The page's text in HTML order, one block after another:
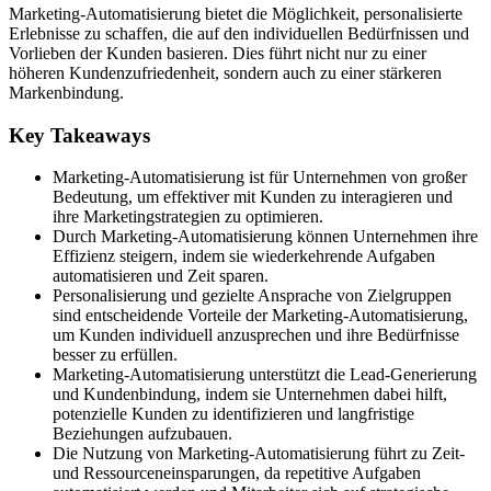
Marketing-Automatisierung bietet die Möglichkeit, personalisierte
Erlebnisse zu schaffen, die auf den individuellen Bedürfnissen und
Vorlieben der Kunden basieren. Dies führt nicht nur zu einer
höheren Kundenzufriedenheit, sondern auch zu einer stärkeren
Markenbindung.
Key Takeaways
Marketing-Automatisierung ist für Unternehmen von großer
Bedeutung, um effektiver mit Kunden zu interagieren und
ihre Marketingstrategien zu optimieren.
Durch Marketing-Automatisierung können Unternehmen ihre
Effizienz steigern, indem sie wiederkehrende Aufgaben
automatisieren und Zeit sparen.
Personalisierung und gezielte Ansprache von Zielgruppen
sind entscheidende Vorteile der Marketing-Automatisierung,
um Kunden individuell anzusprechen und ihre Bedürfnisse
besser zu erfüllen.
Marketing-Automatisierung unterstützt die Lead-Generierung
und Kundenbindung, indem sie Unternehmen dabei hilft,
potenzielle Kunden zu identifizieren und langfristige
Beziehungen aufzubauen.
Die Nutzung von Marketing-Automatisierung führt zu Zeit-
und Ressourceneinsparungen, da repetitive Aufgaben